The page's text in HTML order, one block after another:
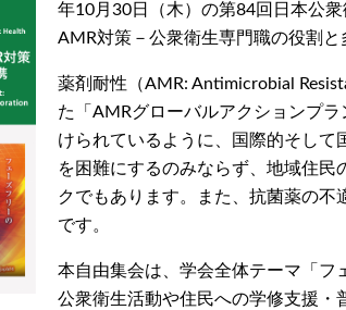
年10月30日（木）の第84回日本公
AMR対策－公衆衛生専門職の役割と
薬剤耐性（AMR: Antimicrobial
た「AMRグローバルアクションプ
けられているように、国際的そし
を困難にするのみならず、地域住
クでもあります。また、抗菌薬の
です。
本自由集会は、学会全体テーマ「フ
公衆衛生活動や住民への学修支援・